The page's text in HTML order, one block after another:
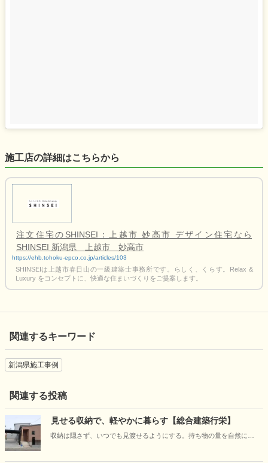
施工店の詳細はこちらから
注文住宅のSHINSEI：上越市 妙高市 デザイン住宅なら
SHINSEI 新潟県 上越市 妙高市
https://ehb.tohoku-epco.co.jp/articles/103
SHINSEIは上越市春日山の一級建築士事務所です。らしく、くらす。Relax &
Luxury をコンセプトに、快適な住まいづくりをご提案します。
関連するキーワード
新潟県施工事例
関連する投稿
見せる収納で、軽やかに暮らす【総合建築行栄】
収納は隠さず、いつでも見渡せるようにする。持ち物の量を自然に把